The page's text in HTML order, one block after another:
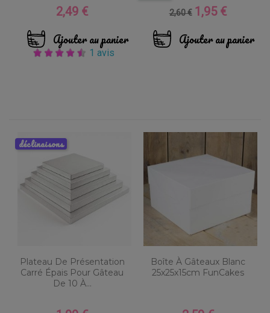
Prix
2,49 €
Ajouter au panier
1 avis
Prix
base
2,60 € Prix
1,95 €
Ajouter au panier
Plateau De Présentation
Carré Épais Pour Gâteau
De 10 À...
déclinaisons
Boîte À Gâteaux Blanc
25x25x15cm FunCakes